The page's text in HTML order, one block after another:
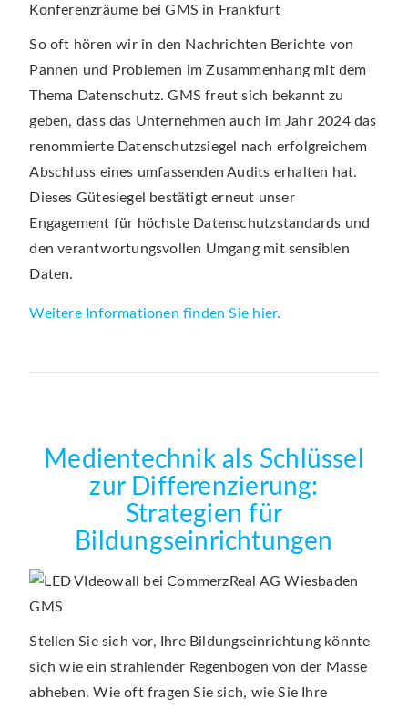
So oft hören wir in den Nachrichten Berichte von
Pannen und Problemen im Zusammenhang mit dem
Thema Datenschutz. GMS freut sich bekannt zu
geben, dass das Unternehmen auch im Jahr 2024 das
renommierte Datenschutzsiegel nach erfolgreichem
Abschluss eines umfassenden Audits erhalten hat.
Dieses Gütesiegel bestätigt erneut unser
Engagement für höchste Datenschutzstandards und
den verantwortungsvollen Umgang mit sensiblen
Daten.
Weitere Informationen finden Sie hier.
Medientechnik als Schlüssel
zur Differenzierung:
Strategien für
Bildungseinrichtungen
Stellen Sie sich vor, Ihre Bildungseinrichtung könnte
sich wie ein strahlender Regenbogen von der Masse
abheben. Wie oft fragen Sie sich, wie Sie Ihre